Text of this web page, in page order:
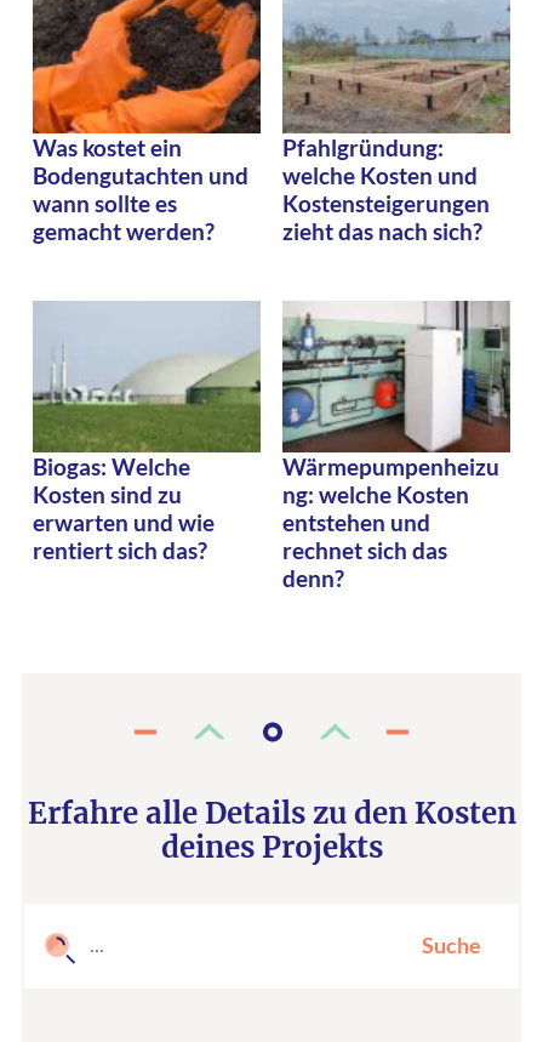
Was kostet ein
Bodengutachten und
wann sollte es
gemacht werden?
Pfahlgründung:
welche Kosten und
Kostensteigerungen
zieht das nach sich?
Biogas: Welche
Kosten sind zu
erwarten und wie
rentiert sich das?
Wärmepumpenheizu
ng: welche Kosten
entstehen und
rechnet sich das
denn?
Erfahre alle Details zu den Kosten
deines Projekts
Suche